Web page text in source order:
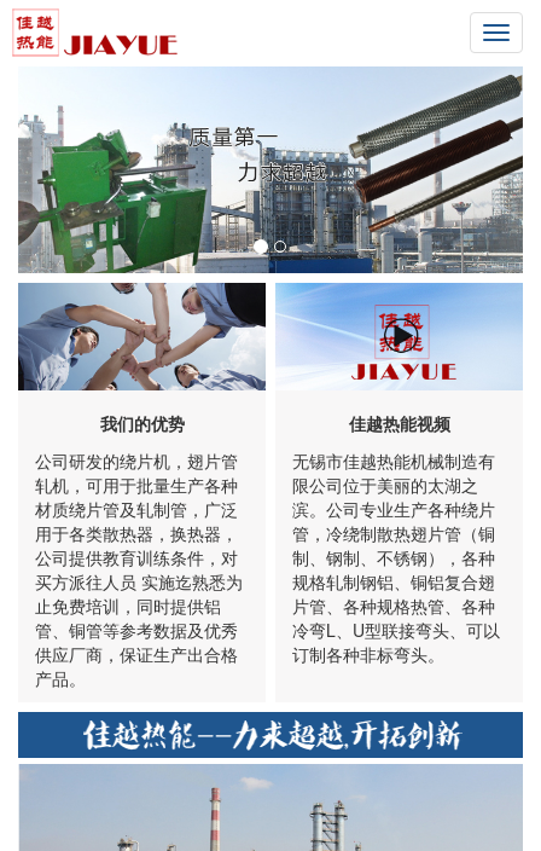
Toggle
我们的优势
公司研发的绕片机，翅片管
轧机，可用于批量生产各种
材质绕片管及轧制管，广泛
用于各类散热器，换热器，
公司提供教育训练条件，对
买方派往人员 实施迄熟悉为
止免费培训，同时提供铝
管、铜管等参考数据及优秀
供应厂商，保证生产出合格
产品。
佳越热能视频
无锡市佳越热能机械制造有
限公司位于美丽的太湖之
滨。公司专业生产各种绕片
管，冷绕制散热翅片管（铜
制、钢制、不锈钢），各种
规格轧制钢铝、铜铝复合翅
片管、各种规格热管、各种
冷弯L、U型联接弯头、可以
订制各种非标弯头。